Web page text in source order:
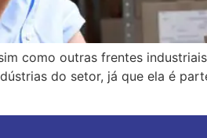
como outras frentes
do setor, já que ela é